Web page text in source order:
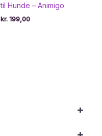
+
til Hunde – Animigo
kr. 199,00